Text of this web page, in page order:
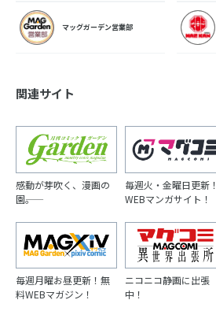
マッグガーデン営業部
関連サイト
感動が芽吹く、漫画の
園――。
毎週火・金曜日更新！
WEBマンガサイト！
毎週月曜お昼更新！無
料WEBマガジン！
ニコニコ静画に出張
中！